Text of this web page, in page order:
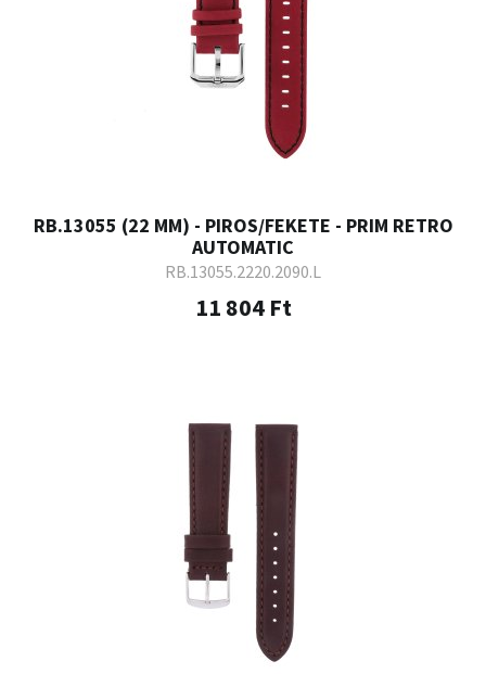
RB.13055 (22 MM) - PIROS/FEKETE - PRIM RETRO
AUTOMATIC
RB.13055.2220.2090.L
11 804 Ft